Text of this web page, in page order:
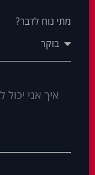
מתי נוח לדבר?